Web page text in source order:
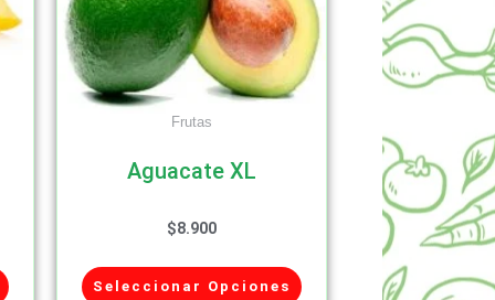
Frutas
Aguacate XL
$8.900
Seleccionar Opciones